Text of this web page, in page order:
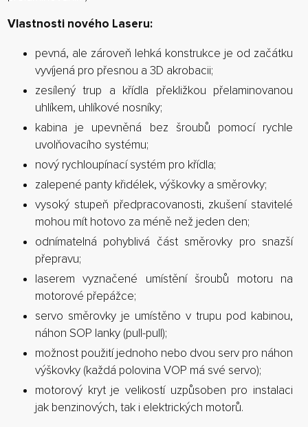
Vlastnosti nového Laseru:
pevná, ale zároveň lehká konstrukce je od začátku
vyvíjená pro přesnou a 3D akrobacii;
zesílený trup a křídla překližkou přelaminovanou
uhlíkem, uhlíkové nosníky;
kabina je upevněná bez šroubů pomocí rychle
uvolňovacího systému;
nový rychloupínací systém pro křídla;
zalepené panty křidélek, výškovky a směrovky;
vysoký stupeň předpracovanosti, zkušení stavitelé
mohou mít hotovo za méně než jeden den;
odnímatelná pohyblivá část směrovky pro snazší
přepravu;
laserem vyznačené umístění šroubů motoru na
motorové přepážce;
servo směrovky je umístěno v trupu pod kabinou,
náhon SOP lanky (pull-pull);
možnost použití jednoho nebo dvou serv pro náhon
výškovky (každá polovina VOP má své servo);
motorový kryt je velikostí uzpůsoben pro instalaci
jak benzinových, tak i elektrických motorů.